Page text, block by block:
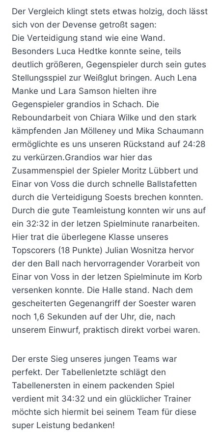
Der Vergleich klingt stets etwas holzig, doch lässt
sich von der Devense getroßt sagen:
Die Verteidigung stand wie eine Wand.
Besonders Luca Hedtke konnte seine, teils
deutlich größeren, Gegenspieler durch sein gutes
Stellungsspiel zur Weißglut bringen. Auch Lena
Manke und Lara Samson hielten ihre
Gegenspieler grandios in Schach. Die
Reboundarbeit von Chiara Wilke und den stark
kämpfenden Jan Mölleney und Mika Schaumann
ermöglichte es uns unseren Rückstand auf 24:28
zu verkürzen.Grandios war hier das
Zusammenspiel der Spieler Moritz Lübbert und
Einar von Voss die durch schnelle Ballstafetten
durch die Verteidigung Soests brechen konnten.
Durch die gute Teamleistung konnten wir uns auf
ein 32:32 in der letzen Spielminute ranarbeiten.
Hier trat die überlegene Klasse unseres
Topscorers (18 Punkte) Julian Wosnitza hervor
der den Ball nach hervorragender Vorarbeit von
Einar von Voss in der letzen Spielminute im Korb
versenken konnte. Die Halle stand. Nach dem
gescheiterten Gegenangriff der Soester waren
noch 1,6 Sekunden auf der Uhr, die, nach
unserem Einwurf, praktisch direkt vorbei waren.
Der erste Sieg unseres jungen Teams war
perfekt. Der Tabellenletzte schlägt den
Tabellenersten in einem packenden Spiel
verdient mit 34:32 und ein glücklicher Trainer
möchte sich hiermit bei seinem Team für diese
super Leistung bedanken!